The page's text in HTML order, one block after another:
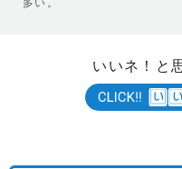
いいネ！と